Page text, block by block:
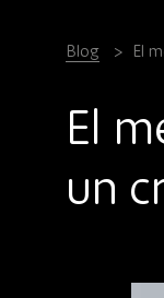
Blog El
El
un